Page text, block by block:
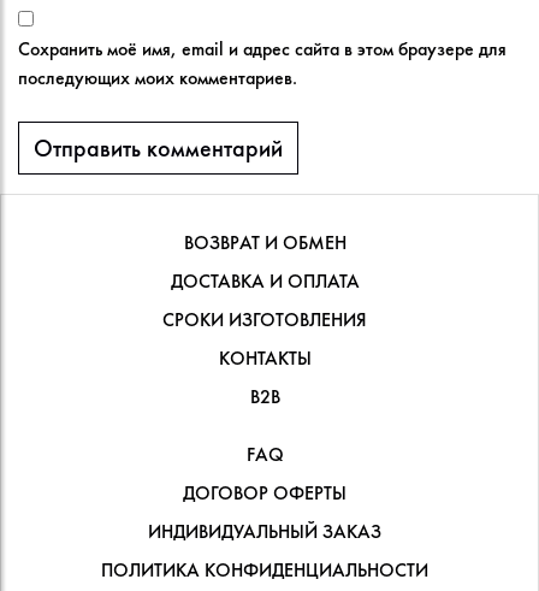
Сохранить моё имя, email и адрес сайта в этом браузере для
последующих моих комментариев.
ВОЗВРАТ И ОБМЕН
ДОСТАВКА И ОПЛАТА
СРОКИ ИЗГОТОВЛЕНИЯ
КОНТАКТЫ
В2В
FAQ
ДОГОВОР ОФЕРТЫ
ИНДИВИДУАЛЬНЫЙ ЗАКАЗ
ПОЛИТИКА КОНФИДЕНЦИАЛЬНОСТИ